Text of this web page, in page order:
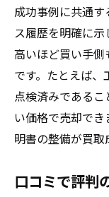
機械買
法
工場で
ツ
買取相場を
機械買
方
成功事例に共通
ス履歴を明確に
高いほど買い手
です。たとえば、
点検済みである
い価格で売却で
明書の整備が買取
口コミで評判